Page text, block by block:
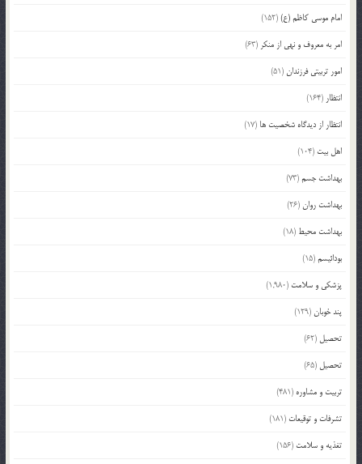
امام موسی کاظم (ع)(152)
امر به معروف و نهی از منکر (63)
امور تربیتی فرزندان(51)
انتظار (164)
انتظار از دیدگاه شخصیت ها (17)
اهل بیت (104)
بهداشت جسم(73)
بهداشت روان(26)
بهداشت محیط (18)
بودائیسم(15)
پزشکی و سلامت (1,980)
پند خوبان(129)
تحصیل (62)
تحصیل (65)
تربیت و مشاوره (481)
تشرفات و توقیعات (181)
تغذیه و سلامت (156)